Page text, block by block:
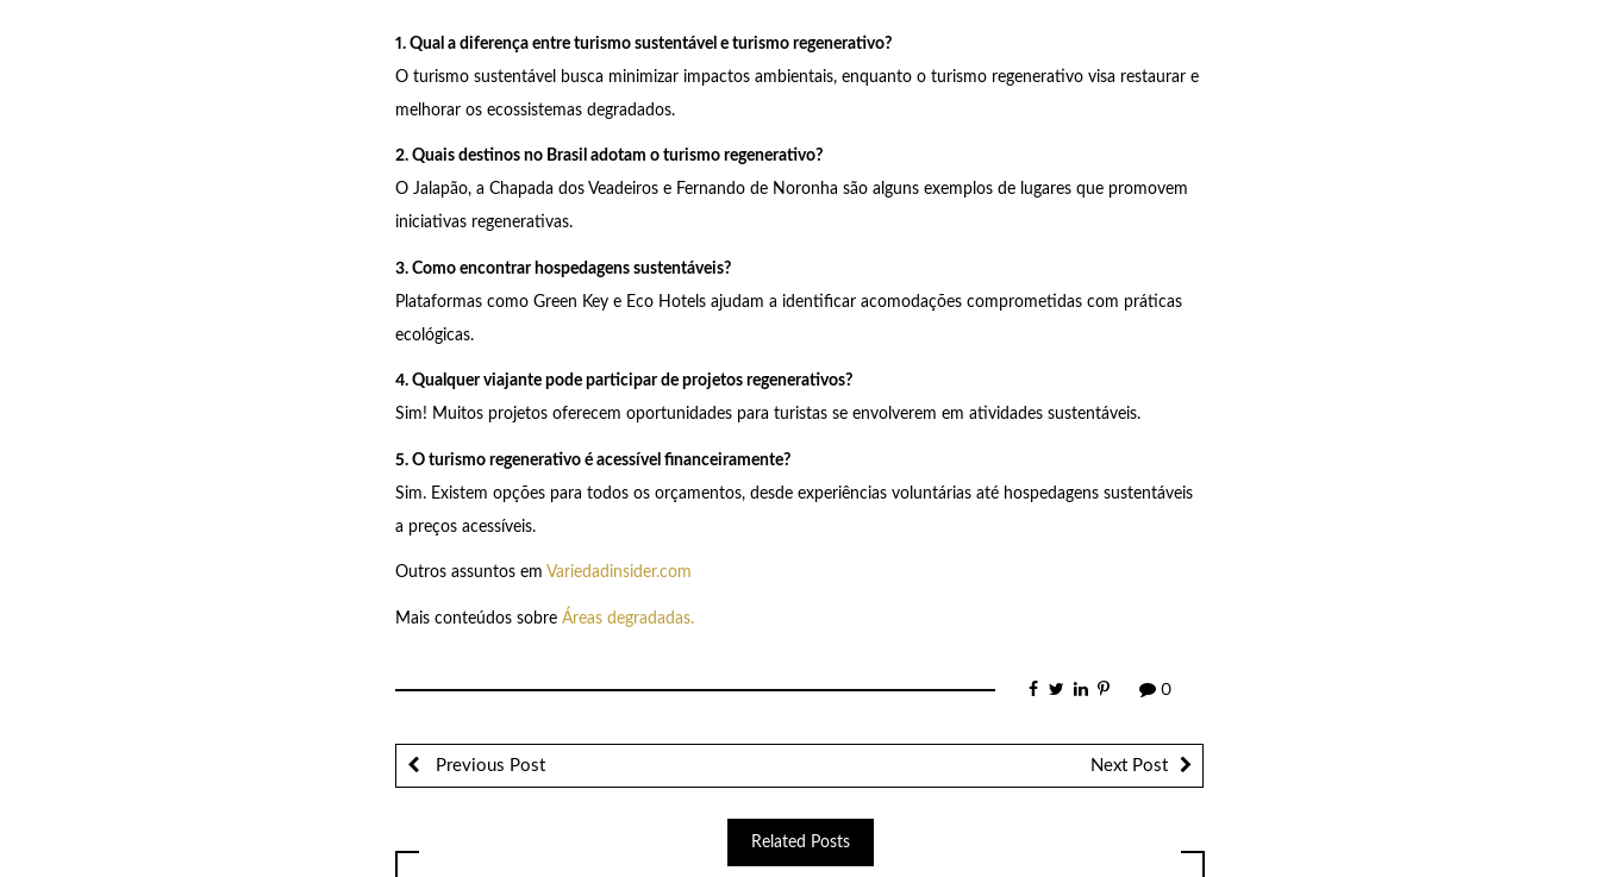
1. Qual a diferença entre turismo sustentável e turismo regenerativo?
O turismo sustentável busca minimizar impactos ambientais, enquanto o turismo regenerativo visa restaurar e
melhorar os ecossistemas degradados.
2. Quais destinos no Brasil adotam o turismo regenerativo?
O Jalapão, a Chapada dos Veadeiros e Fernando de Noronha são alguns exemplos de lugares que promovem
iniciativas regenerativas.
3. Como encontrar hospedagens sustentáveis?
Plataformas como Green Key e Eco Hotels ajudam a identificar acomodações comprometidas com práticas
ecológicas.
4. Qualquer viajante pode participar de projetos regenerativos?
Sim! Muitos projetos oferecem oportunidades para turistas se envolverem em atividades sustentáveis.
5. O turismo regenerativo é acessível financeiramente?
Sim. Existem opções para todos os orçamentos, desde experiências voluntárias até hospedagens sustentáveis
a preços acessíveis.
Outros assuntos em Variedadinsider.com
Mais conteúdos sobreÁreas degradadas.
0
Previous Post Next Post
Related Posts